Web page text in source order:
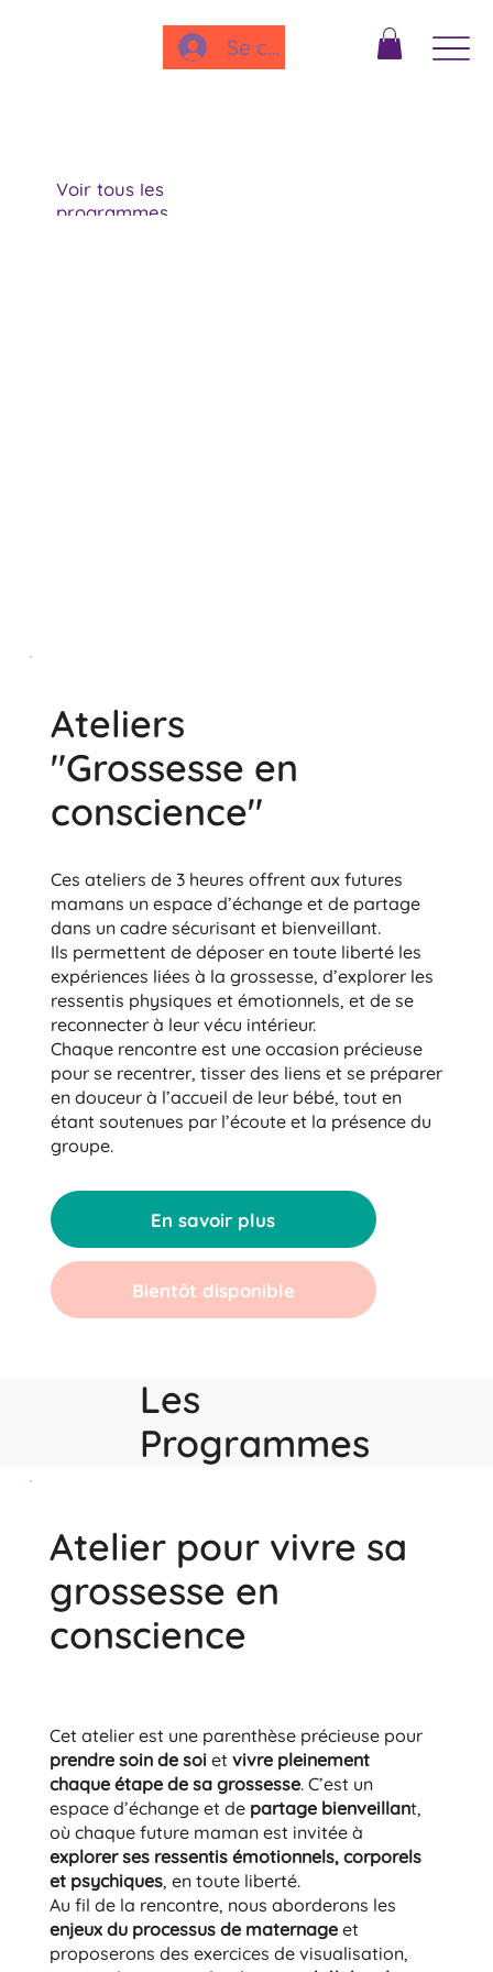
Se connecter
Les
Programmes
Ateliers
"Grossesse en
conscience"
Ces ateliers de 3 heures offrent aux futures
mamans un espace d’échange et de partage
dans un cadre sécurisant et bienveillant.
Ils permettent de déposer en toute liberté les
expériences liées à la grossesse, d’explorer les
ressentis physiques et émotionnels, et de se
reconnecter à leur vécu intérieur.
Chaque rencontre est une occasion précieuse
pour se recentrer, tisser des liens et se préparer
en douceur à l’accueil de leur bébé, tout en
étant soutenues par l’écoute et la présence du
groupe.
En savoir plus
Bientôt disponible
Voir tous les
programmes
Atelier pour vivre sa
grossesse en
conscience
Cet atelier est une parenthèse précieuse pour
prendre soin de soi et vivre pleinement
chaque étape de sa grossesse. C’est un
espace d’échange et de partage bienveillant,
où chaque future maman est invitée à
explorer ses ressentis émotionnels, corporels
et psychiques, en toute liberté.
Au fil de la rencontre, nous aborderons les
enjeux du processus de maternage et
proposerons des exercices de visualisation,